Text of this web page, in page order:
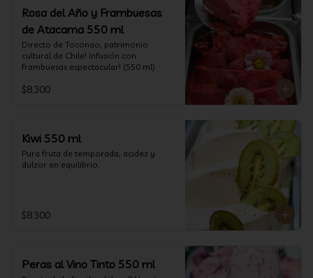
Rosa del Año y Frambuesas
de Atacama 550 ml
Directo de Toconao, patrimonio
cultural de Chile! Infusión con
frambuesas espectacular! (550 ml)
$8.300
Kiwi 550 ml
Pura fruta de temporada, acidez y
dulzor en equilibrio.
$8.300
Peras al Vino Tinto 550 ml